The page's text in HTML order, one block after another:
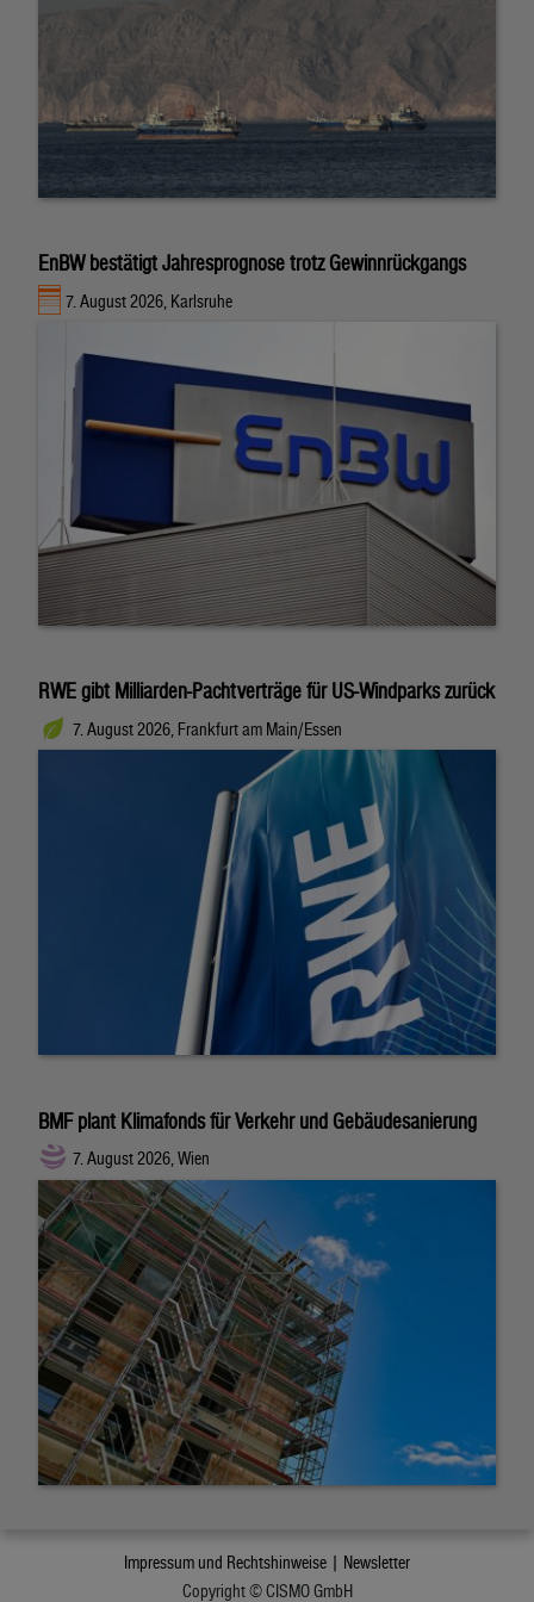
EnBW bestätigt Jahresprognose trotz Gewinnrückgangs
7. August 2026, Karlsruhe
RWE gibt Milliarden-Pachtverträge für US-Windparks zurück
7. August 2026, Frankfurt am Main/Essen
BMF plant Klimafonds für Verkehr und Gebäudesanierung
7. August 2026, Wien
Impressum und Rechtshinweise | Newsletter
Copyright © CISMO GmbH